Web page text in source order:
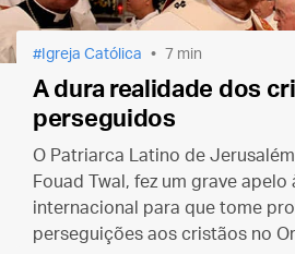
Igreja Católica 7 min
A dura realidade dos
perseguidos
O Patriarca Latino de
Fouad Twal, fez um grave
internacional para que tome
perseguições aos cristãos no